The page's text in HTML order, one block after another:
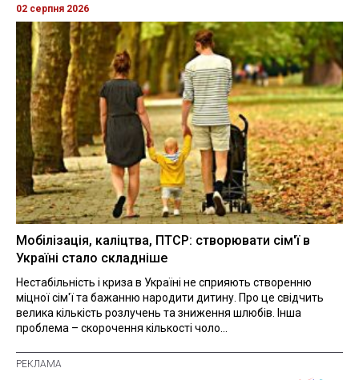
02 серпня 2026
Мобілізація, каліцтва, ПТСР: створювати сім'ї в
Україні стало складніше
Нестабільність і криза в Україні не сприяють створенню
міцної сім'ї та бажанню народити дитину. Про це свідчить
велика кількість розлучень та зниження шлюбів. Інша
проблема – скорочення кількості чоло...